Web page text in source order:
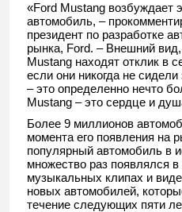
«Ford Mustang возбуждает
автомобиль, –
президент по разработке
рынка, Ford. – Внешний
Mustang находят отклик в
если они никогда не
– это определенно нечто
Mustang – это сердце и
Более 9 миллионов
момента его появления на
популярный автомобиль в
множество раз появлялся
музыкальных клипах и
новых автомобилей,
течение следующих пяти